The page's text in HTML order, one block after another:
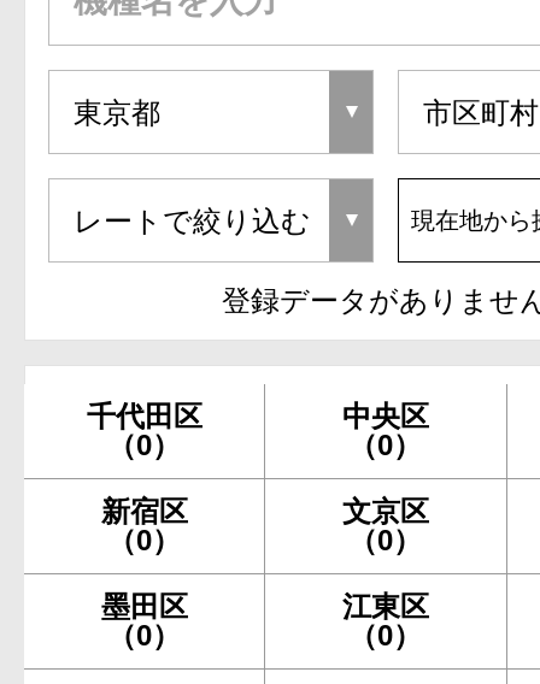
現在地から
登録データがありませ
千代田区
（0）
中央区
（0）
新宿区
（0）
文京区
（0）
墨田区
（0）
江東区
（0）